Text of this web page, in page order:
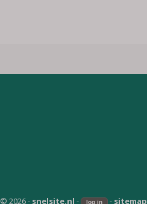
© 2026 - snelsite.nl - - sitemap